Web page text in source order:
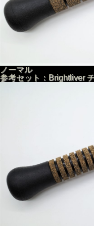
ノーマル
参考セット：Brightliver